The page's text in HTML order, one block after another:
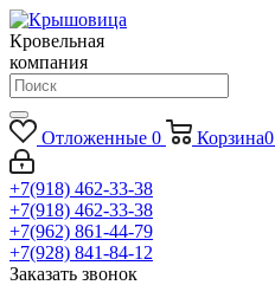
Кровельная
компания
Отложенные 0 Корзина0
+7(918) 462-33-38
+7(918) 462-33-38
+7(962) 861-44-79
+7(928) 841-84-12
Заказать звонок